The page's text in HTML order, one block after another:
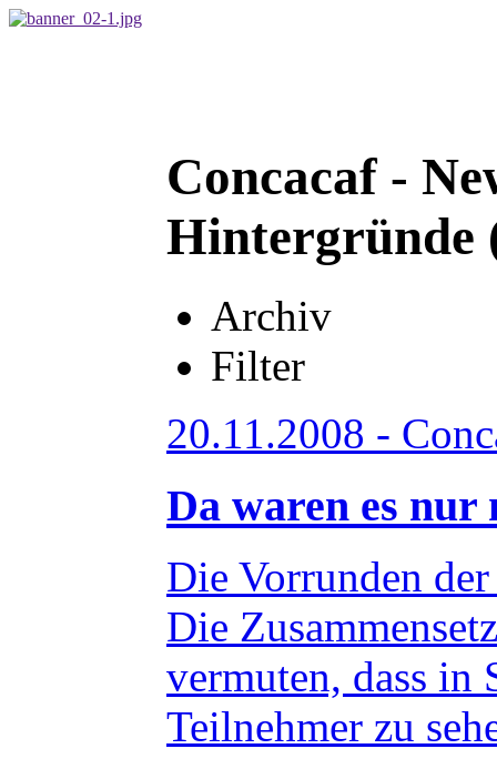
Concacaf -
Hintergründe
Archiv
Filter
20.11.2008 -
Da waren es nur
Die Vorrunden
Die
vermuten, dass in
Teilnehmer zu